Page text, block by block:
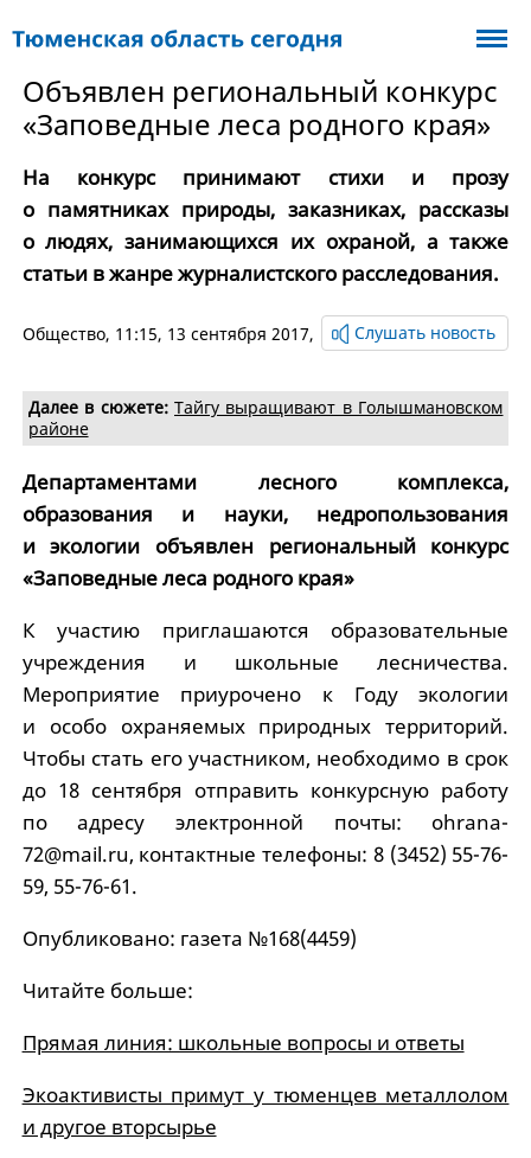
Объявлен региональный конкурс
«Заповедные леса родного края»
На конкурс принимают стихи и прозу
о памятниках природы, заказниках, рассказы
о людях, занимающихся их охраной, а также
статьи в жанре журналистского расследования.
Общество, 11:15, 13 сентября 2017, Слушать новость
Далее в сюжете: Тайгу выращивают в Голышмановском
районе
Департаментами лесного комплекса,
образования и науки, недропользования
и экологии объявлен региональный конкурс
«Заповедные леса родного края»
К участию приглашаются образовательные
учреждения и школьные лесничества.
Мероприятие приурочено к Году экологии
и особо охраняемых природных территорий.
Чтобы стать его участником, необходимо в срок
до 18 сентября отправить конкурсную работу
по адресу электронной почты: ohrana-
72@mail.ru, контактные телефоны: 8 (3452) 55-76-
59, 55-76-61.
Опубликовано: газета №168(4459)
Читайте больше:
Прямая линия: школьные вопросы и ответы
Экоактивисты примут у тюменцев металлолом
и другое вторсырье